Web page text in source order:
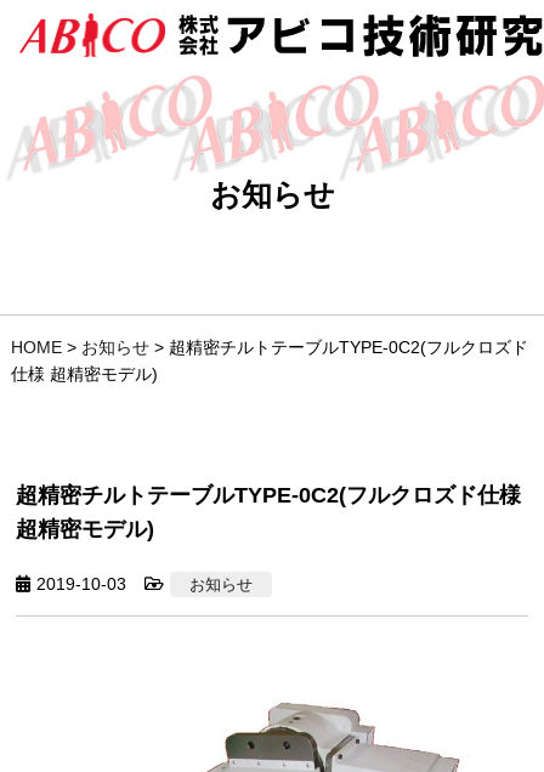
お知らせ
HOME> お知らせ> 超精密チルトテーブルTYPE-0C2(フルクロズド
仕様 超精密モデル)
超精密チルトテーブルTYPE-0C2(フルクロズド仕様
超精密モデル)
2019-10-03 お知らせ